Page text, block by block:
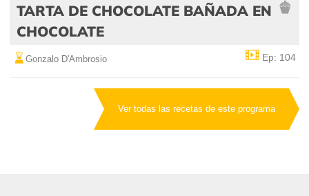
TARTA DE CHOCOLATE BAÑADA EN
CHOCOLATE
Gonzalo D'Ambrosio Ep: 104
Ver todas las recetas de este programa